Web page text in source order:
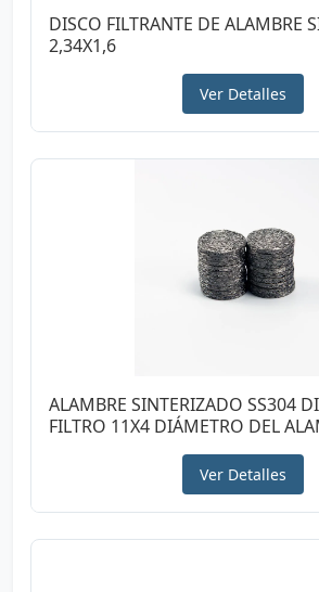
DISCO FILTRANTE DE ALAMBRE
2,34X1,6
Ver Detalles
ALAMBRE SINTERIZADO SS304
FILTRO 11X4 DIÁMETRO DEL
Ver Detalles